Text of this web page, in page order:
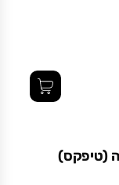
(טיפקס)